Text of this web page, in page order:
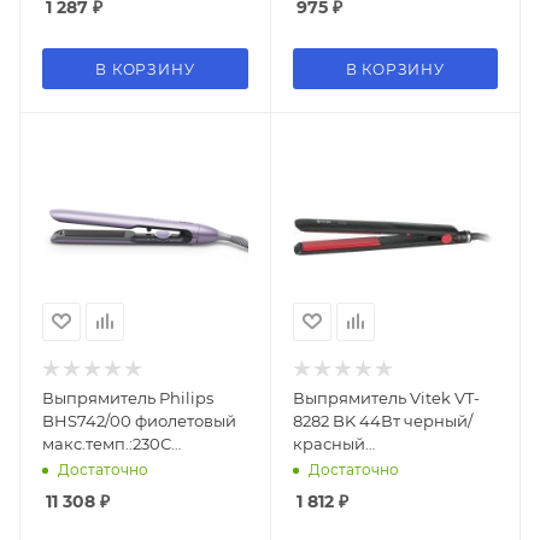
1 287 ₽
В КОРЗИНУ
975₽
В КОРЗИНУ
Выпрямитель Philips
BHS742/00 фиолетовый
макс.темп.:230С
покрытие:керамическое
Достаточно
11 308 ₽
Выпрямитель Vitek VT-
8282 BK 44Вт черный/
красный
(макс.темп.:220С)
Достаточно
1 812₽